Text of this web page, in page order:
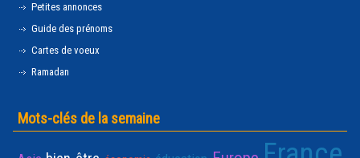
Petites annonces
Guide des prénoms
Cartes de voeux
Ramadan
Mots-clés de la semaine